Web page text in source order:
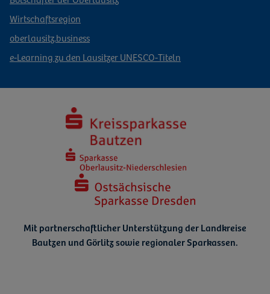
Wirtschaftsregion
oberlausitz.business
e-Learning zu den Lausitzer UNESCO-Titeln
Mit partnerschaftlicher Unterstützung der Landkreise
Bautzen und Görlitzsowie regionaler Sparkassen.